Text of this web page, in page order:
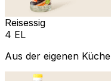
Reisessig
4 EL
Aus der eigenen Küche